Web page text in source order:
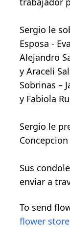
Sergio le
Esposa -
Alejandro
y Araceli
Sobrinas –
y Fabiola
Sergio le
Concepcion
Sus
enviar a
To send
flower store